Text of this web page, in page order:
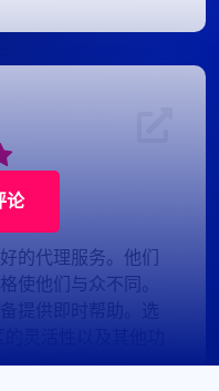
的代理服务。他们
使他们与众不同。
提供即时帮助。选
论